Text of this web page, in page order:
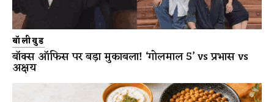
बॉलीवुड
बॉक्स ऑफिस पर बड़ा मुकाबला! ‘गोलमाल 5’ vs प्रभास vs
अक्षय